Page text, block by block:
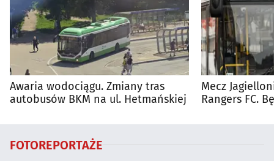
Awaria wodociągu. Zmiany tras
autobusów BKM na ul. Hetmańskiej
Mecz
Rangers FC.
FOTOREPORTAŻE